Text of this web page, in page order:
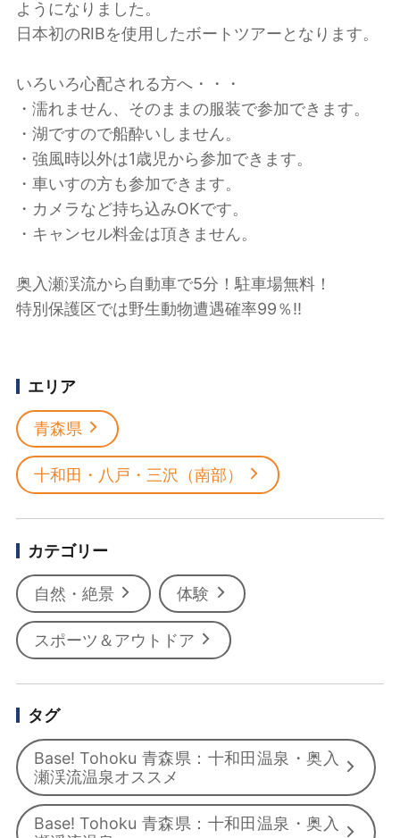
ようになりました。
日本初のRIBを使用したボートツアーとなります。
いろいろ心配される方へ・・・
・濡れません、そのままの服装で参加できます。
・湖ですので船酔いしません。
・強風時以外は1歳児から参加できます。
・車いすの方も参加できます。
・カメラなど持ち込みOKです。
・キャンセル料金は頂きません。
奥入瀬渓流から自動車で5分！駐車場無料！
特別保護区では野生動物遭遇確率99％‼
エリア
青森県
十和田・八戸・三沢（南部）
カテゴリー
自然・絶景 体験
スポーツ＆アウトドア
タグ
Base! Tohoku 青森県：十和田温泉・奥入
瀬渓流温泉オススメ
Base! Tohoku 青森県：十和田温泉・奥入